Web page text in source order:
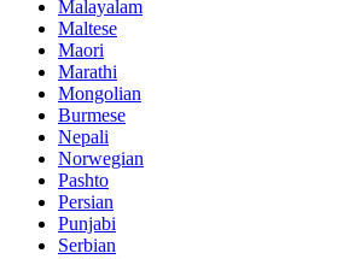
Malayalam
Maltese
Maori
Marathi
Mongolian
Burmese
Nepali
Norwegian
Pashto
Persian
Punjabi
Serbian